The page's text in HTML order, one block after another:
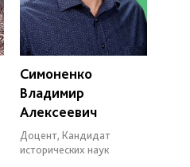
Симоненко
Владимир
Алексеевич
Доцент, Кандидат
исторических наук